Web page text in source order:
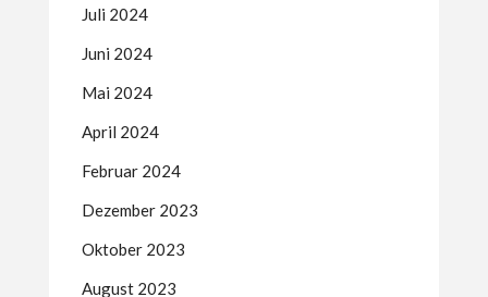
Juli 2024
Juni 2024
Mai 2024
April 2024
Februar 2024
Dezember 2023
Oktober 2023
August 2023